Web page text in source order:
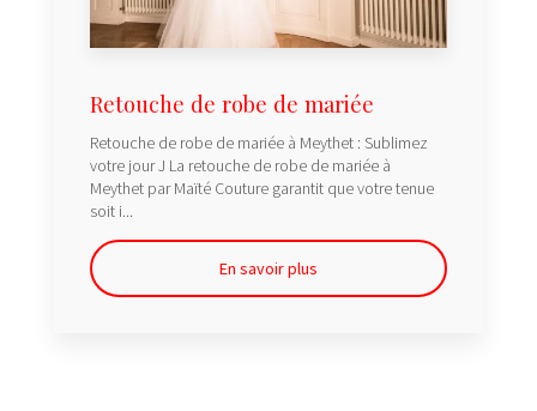
Retouche de robe de mariée
Retouche de robe de mariée à Meythet : Sublimez
votre jour J La retouche de robe de mariée à
Meythet par Maïté Couture garantit que votre tenue
soit i...
En savoir plus